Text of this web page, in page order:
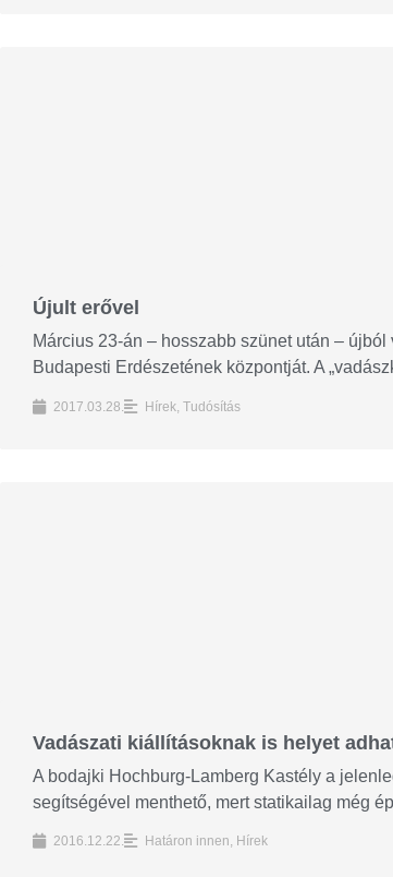
Újult erővel
Március 23-án – hosszabb szünet után –
Budapesti Erdészetének központját. A
2017.03.28. Hírek Tudósítás
Vadászati kiállításoknak is helyet
A bodajki Hochburg-Lamberg Kastély a
segítségével menthető, mert statikailag még
2016.12.22. Határon innen, Hírek